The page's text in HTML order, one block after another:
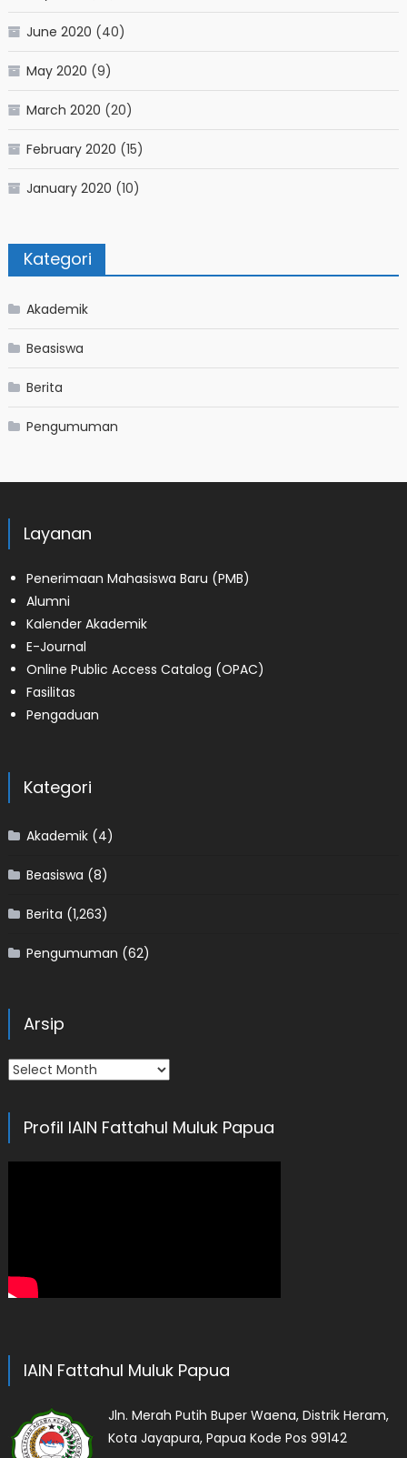
June 2020 (40)
May 2020 (9)
March 2020 (20)
February 2020 (15)
January 2020 (10)
Kategori
Akademik
Beasiswa
Berita
Pengumuman
Layanan
Penerimaan Mahasiswa Baru (PMB)
Alumni
Kalender Akademik
E-Journal
Online Public Access Catalog (OPAC)
Fasilitas
Pengaduan
Kategori
Akademik(4)
Beasiswa (8)
Berita (1,263)
Pengumuman (62)
Arsip
Arsip
Profil IAIN Fattahul Muluk Papua
IAIN Fattahul Muluk Papua
Jln. Merah Putih Buper Waena, Distrik Heram,
Kota Jayapura, Papua Kode Pos 99142